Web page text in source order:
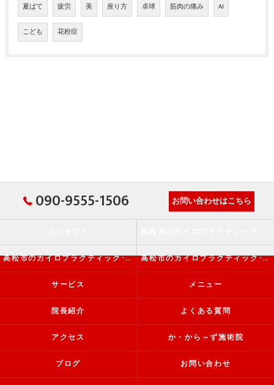
夏ばて 疲労 美 座り方 卓球 筋肉の痛み AI
こども 花粉症
090-9555-1506 お問い合わせはこちら
高松市のカイロプラクティック･か・から～ず施術院の評判 高松市のカイロプラクティック･か・から～ず施術院のお客様の声
サービス メニュー
院長紹介 よくある質問
アクセス か・から～ず施術院
ブログ お問い合わせ